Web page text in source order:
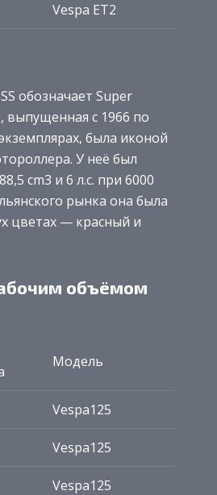
Vespa ET2
обозначает Super
выпущенная с 1966 по
была иконой
У неё был
cm3 и 6 л.с. при 6000
рынка она была
цветах — красный и
объёмом
Модель
Vespa125
Vespa125
Vespa125